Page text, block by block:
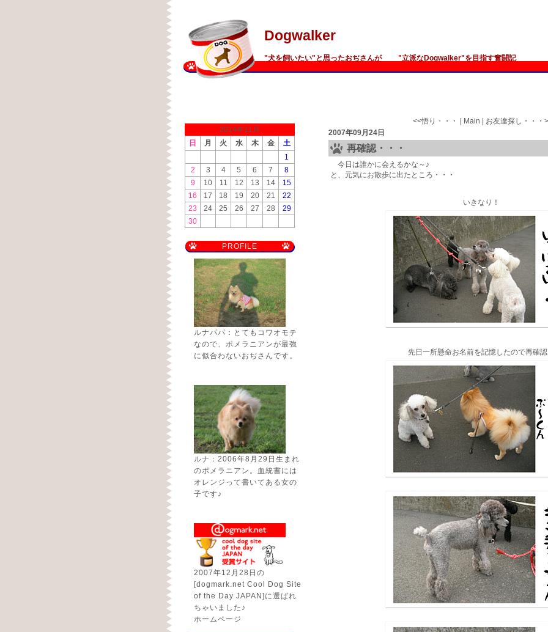
Dogwalker
"犬を飼いたい"と思ったおぢさんが "立派なDogwalker"を目指す奮闘記
2014年11月
日
月 火 水 木 金
土
1
2
3 4 5 6 7
8
9
10 11 12 13 14
15
16
17 18 19 20 21
22
23
24 25 26 27 28
29
30
PROFILE
ルナパパ：とてもコワオモテ
なので、ポメラニアンが最強
に似合わないおぢさんです。
ルナ：2006年8月29日生まれ
のポメラニアン。血統書には
オレンジって書いてある女の
子です♪
2007年12月28日の
[dogmark.net Cool Dog Site
of the Day JAPAN]に選ばれ
ちゃいました♪
ホームページ
<<悟り・・・ Main お友達探し・・・
2007年09月24日
再確認・・・
今日は誰かに会えるかな～♪
と、元気にお散歩に出たところ・・・
いきなり！
先日一所懸命お名前を記憶したので再確